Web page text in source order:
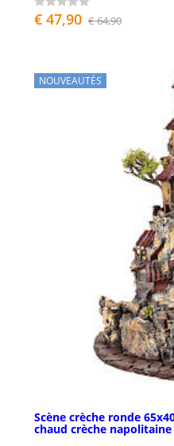
€ 47,90 € 64,90
NOUVEAUTÉS
Scène crèche ronde
chaud crèche napolitaine